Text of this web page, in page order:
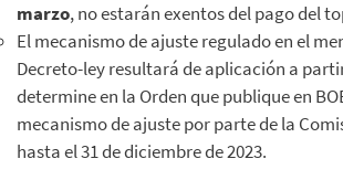
marzo, no estarán exentos del pago del
El mecanismo de ajuste regulado en el
Decreto-ley resultará de aplicación a
determine en la Orden que publique en
mecanismo de ajuste por parte de la
hasta el 31 de diciembre de 2023.